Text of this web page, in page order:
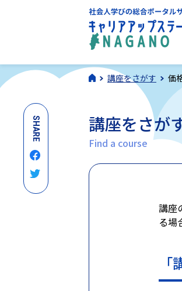
講座をさがす 価
講座をさが
Find a course
講座
る場
SHARE